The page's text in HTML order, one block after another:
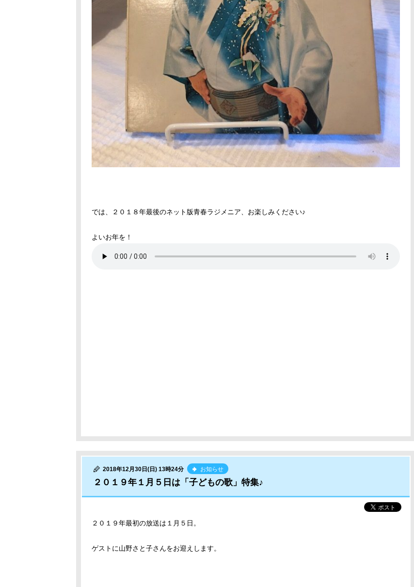
では、２０１８年最後のネット版青春ラジメニア、お楽しみください♪
よいお年を！
2018年12月30日(日) 13時24分 お知らせ
２０１９年１月５日は「子どもの歌」特集♪
２０１９年最初の放送は１月５日。
ゲストに山野さと子さんをお迎えします。